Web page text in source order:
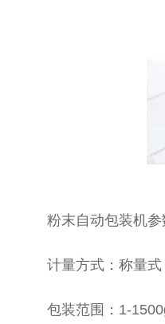
粉末自动包装机参
计量方式：称量式
包装范围：1-